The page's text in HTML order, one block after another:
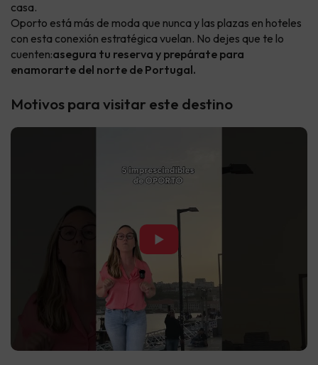
casa.
Oporto está más de moda que nunca y las plazas en hoteles
con esta conexión estratégica vuelan. No dejes que te lo
cuenten:asegura tu reserva y prepárate para
enamorarte del norte de Portugal.
Motivos para visitar este destino
▶